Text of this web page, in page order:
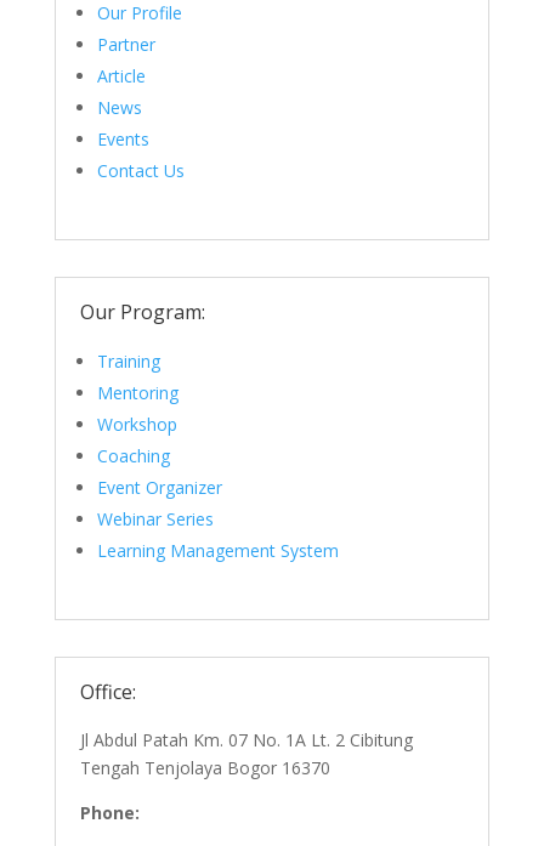
Our Profile
Partner
Article
News
Events
Contact Us
Our Program:
Training
Mentoring
Workshop
Coaching
Event Organizer
Webinar Series
Learning Management System
Office:
Jl Abdul Patah Km. 07 No. 1A Lt. 2 Cibitung
Tengah Tenjolaya Bogor 16370
Phone: